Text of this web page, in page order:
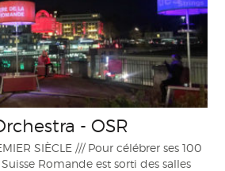
- OSR
SIÈCLE /// Pour célébrer ses 100
Romande est sorti des salles